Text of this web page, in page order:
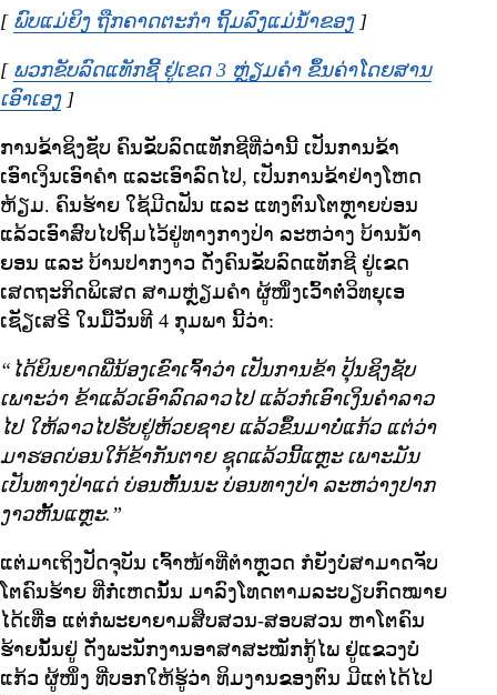
[ ພົບແມ່ຍິງ ຖືກຄາດຕະກໍາ ຖິ້ມລົງແມ່ນໍ້າຂອງOpens in new
]
[ ພວກຂັບລົດແທັກຊີ້ ຢູ່ເຂດ 3 ຫຼ່ຽມຄໍາ ຂຶ້ນຄ່າໂດຍສານ
ເອົາເອງOpens in new window
]
ການຂ້າຊິງຊັບ ຄົນຂັບລົດແທັກຊີທີ່ວ່ານີ້ ເປັນການຂ້າ
ເອົາເງິນເອົາຄໍາ ແລະເອົາລົດໄປ, ເປັນການຂ້າຢ່າງໂຫດ
ຫ້ຽມ. ຄົນຮ້າຍ ໃຊ້ມີດຟັນ ແລະ ແທງຕົນໂຕຫຼາຍບ່ອນ
ແລ້ວເອົາສົບໄປຖິ້ມໄວ້ຢູ່ທາງກາງປ່າ ລະຫວ່າງ ບ້ານນໍ້າ
ຍອນ ແລະ ບ້ານປາກງາວ ດັ່ງຄົນຂັບລົດແທັກຊີ ຢູ່ເຂດ
ເສດຖະກິດພິເສດ ສາມຫຼ່ຽມຄໍາ ຜູ້ໜຶ່ງເວົ້າຕໍ່ວິທຍຸເອ
ເຊັຽເສຣີ ໃນມື້ວັນທີ 4 ກຸມພາ ນີ້ວ່າ:
“ໄດ້ຍິນຍາດພີ່ນ້ອງເຂົາເຈົ້າວ່າ ເປັນການຂ້າ ປຸ້ນຊິງຊັບ
ເພາະວ່າ ຂ້າແລ້ວເອົາລົດລາວໄປ ແລ້ວກໍເອົາເງິນຄໍາລາວ
ໄປ ໃຫ້ລາວໄປຮັບຢູ່ຫ້ວຍຊາຍ ແລ້ວຂຶ້ນມາບໍ່ແກ້ວ ແຕ່ວ່າ
ມາຮອດບ່ອນໃກ້ຂ້າກັນຕາຍ ຊຸດແລ້ວນີ້ແຫຼະ ເພາະມັນ
ເປັນທາງປ່າແດ່ ບ່ອນຫັ້ນນະ ບ່ອນທາງປ່າ ລະຫວ່າງປາກ
ງາວຫັ້ນແຫຼະ.”
ແຕ່ມາເຖິງປັດຈຸບັນ ເຈົ້າໜ້າທີ່ຕໍາຫຼວດ ກໍຍັງບໍ່ສາມາດຈັບ
ໂຕຄົນຮ້າຍ ທີ່ກໍ່ເຫດນັ້ນ ມາລົງໂທດຕາມລະບຽບກົດໝາຍ
ໄດ້ເທື່ອ ແຕ່ກໍພະຍາຍາມສືບສວນ-ສອບສວນ ຫາໂຕຄົນ
ຮ້າຍນັ້ນຢູ່ ດັ່ງພະນັກງານອາສາສະໝັກກູ້ໄພ ຢູ່ແຂວງບໍ່
ແກ້ວ ຜູ້ໜຶ່ງ ທີ່ບອກໃຫ້ຮູ້ວ່າ ທິມງານຂອງຕົນ ມີແຕ່ໄດ້ໄປ